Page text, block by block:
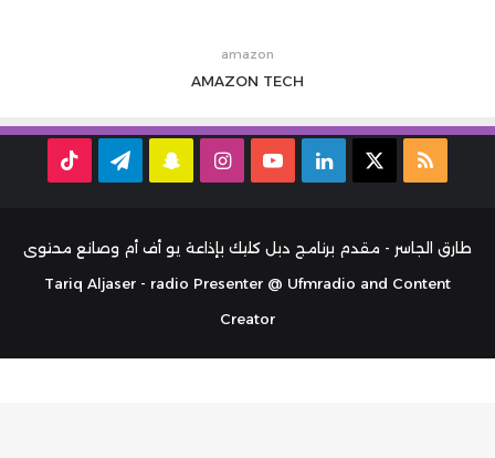
amazon
AMAZON TECH
ملخص
RSS
لينكدإن ‫YouTubeانستقرامسناب تيلقرام
طارق الجاسر - مقدم برنامج دبل كليك بإذاعة يو أف أم وصانع محتوى
Tariq Aljaser - radio Presenter @ Ufmradio and Content
Creator